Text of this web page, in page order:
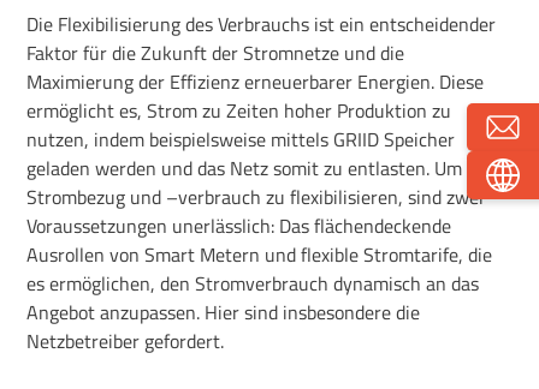
Die Flexibilisierung des Verbrauchs ist ein entscheidender
Faktor für die Zukunft der Stromnetze und die
Maximierung der Effizienz erneuerbarer Energien. Diese
ermöglicht es, Strom zu Zeiten hoher Produktion zu
nutzen, indem beispielsweise mittels GRIID Speicher
geladen werden und das Netz somit zu entlasten. Um den
Strombezug und –verbrauch zu flexibilisieren, sind zwei
Voraussetzungen unerlässlich: Das flächendeckende
Ausrollen von Smart Metern und flexible Stromtarife, die
es ermöglichen, den Stromverbrauch dynamisch an das
Angebot anzupassen. Hier sind insbesondere die
Netzbetreiber gefordert.